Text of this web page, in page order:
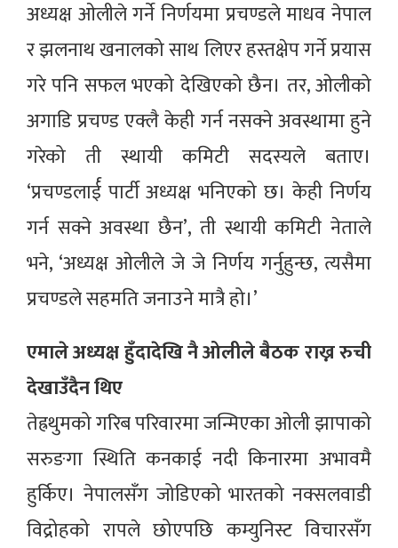
अध्यक्ष ओलीले गर्ने निर्णयमा प्रचण्डले माधव नेपाल
र झलनाथ खनालको साथ लिएर हस्तक्षेप गर्ने प्रयास
गरे पनि सफल भएको देखिएको छैन। तर, ओलीको
अगाडि प्रचण्ड एक्लै केही गर्न नसक्ने अवस्थामा हुने
गरेको ती स्थायी कमिटी सदस्यले बताए।
‘प्रचण्डलार्ई पार्टी अध्यक्ष भनिएको छ। केही निर्णय
गर्न सक्ने अवस्था छैन’, ती स्थायी कमिटी नेताले
भने, ‘अध्यक्ष ओलीले जे जे निर्णय गर्नुहुन्छ, त्यसैमा
प्रचण्डले सहमति जनाउने मात्रै हो।’
एमाले अध्यक्ष हुँदादेखि नै ओलीले बैठक राख्न रुची
देखाउँदैन थिए
तेह्रथुमको गरिब परिवारमा जन्मिएका ओली झापाको
सरुङगा स्थिति कनकाई नदी किनारमा अभावमै
हुर्किए। नेपालसँग जोडिएको भारतको नक्सलवाडी
विद्रोहको रापले छोएपछि कम्युनिस्ट विचारसँग